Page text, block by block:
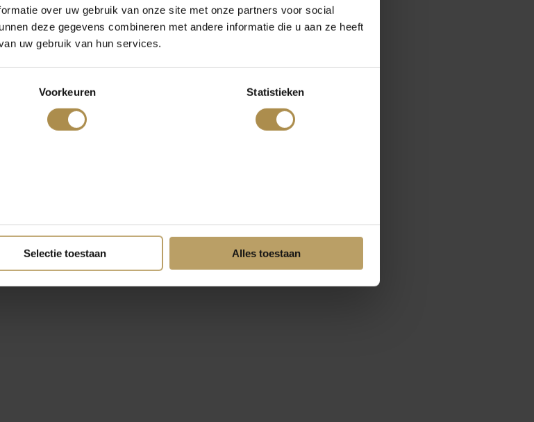
over uw gebruik van onze site met onze partners voor social
deze gegevens combineren met andere informatie die u aan ze heeft
uw gebruik van hun services.
Voorkeuren Statistieken
Selectie toestaan Alles toestaan